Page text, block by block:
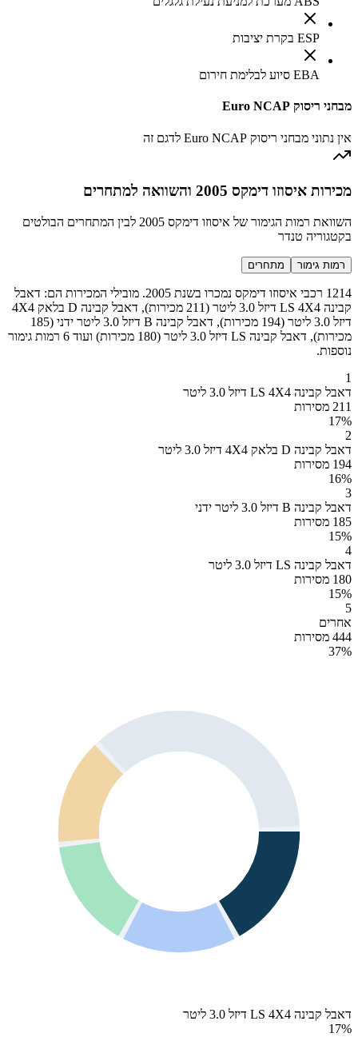
ESP בקרת יציבות
EBA סיוע לבלימת חירום
מבחני ריסוק Euro NCAP
אין נתוני מבחני ריסוק Euro NCAP לדגם זה
מכירות איסוזו דימקס 2005 והשוואה למתחרים
השוואת רמות הגימור של איסוזו דימקס 2005 לבין המתחרים הבולטים
בקטגוריה טנדר
רמות גימור מתחרים
1214 רכבי איסוזו דימקס נמכרו בשנת 2005. מובילי המכירות הם: דאבל
קבינה LS 4X4 דיזל 3.0 ליטר (211 מכירות), דאבל קבינה D בלאק 4X4
דיזל 3.0 ליטר (194 מכירות), דאבל קבינה B דיזל 3.0 ליטר ידני (185
מכירות), דאבל קבינה LS דיזל 3.0 ליטר (180 מכירות) ועוד 6 רמות גימור
נוספות.
1
דאבל קבינה LS 4X4 דיזל 3.0 ליטר
211 מסירות
17%
2
דאבל קבינה D בלאק 4X4 דיזל 3.0 ליטר
194 מסירות
16%
3
דאבל קבינה B דיזל 3.0 ליטר ידני
185 מסירות
15%
4
דאבל קבינה LS דיזל 3.0 ליטר
180 מסירות
15%
5
אחרים
444 מסירות
37%
דאבל קבינה LS 4X4 דיזל 3.0 ליטר
17%